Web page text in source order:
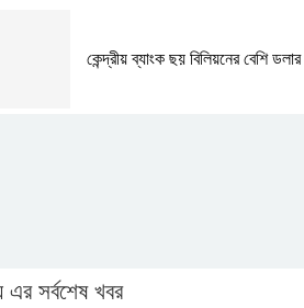
কেন্দ্রীয় ব্যাংক ছয় বিলিয়নের বেশি
এর সর্বশেষ খবর